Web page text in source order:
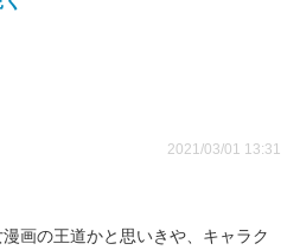
2021/03/01 13:31
画の王道かと思いきや、キャラク